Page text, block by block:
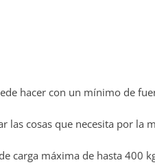
hacer con un mínimo de
las cosas que necesita por la
carga máxima de hasta 400